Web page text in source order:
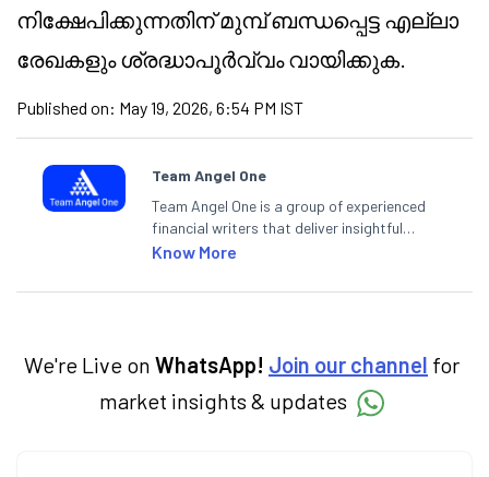
നിക്ഷേപിക്കുന്നതിന് മുമ്പ് ബന്ധപ്പെട്ട എല്ലാ
രേഖകളും ശ്രദ്ധാപൂർവ്വം വായിക്കുക.
Published on: May 19, 2026, 6:54 PM IST
Team Angel One
Team Angel One is a group of experienced
financial writers that deliver insightful
articles on the stock market, IPO, economy,
categories.
Know More
We're Live on WhatsApp! Join our channel for
market insights & updates